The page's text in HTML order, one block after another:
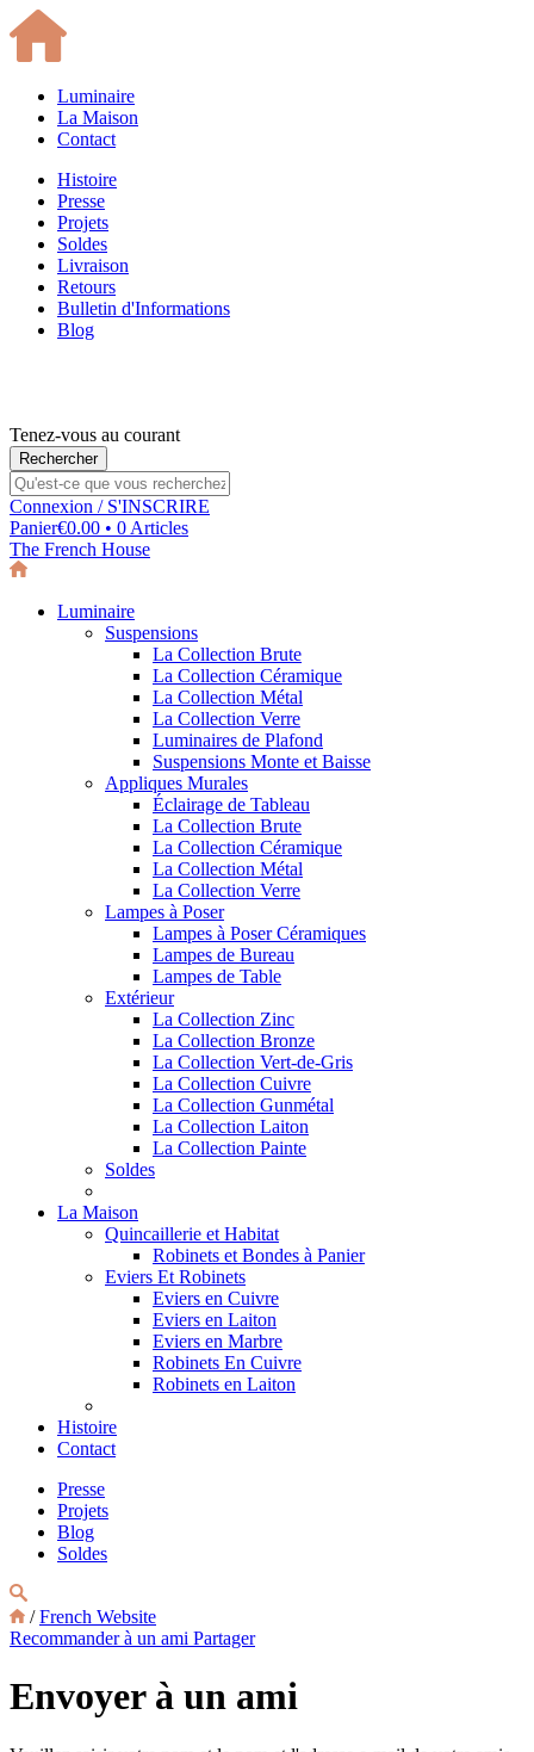
Luminaire
La Maison
Contact
Histoire
Presse
Projets
Soldes
Livraison
Retours
Bulletin d'Informations
Blog
Tenez-vous au courant
Connexion / S'INSCRIRE
Panier€0.00 • 0 Articles
The French House
Luminaire
Suspensions
La Collection Brute
La Collection Céramique
La Collection Métal
La Collection Verre
Luminaires de Plafond
Suspensions Monte et Baisse
Appliques Murales
Éclairage de Tableau
La Collection Brute
La Collection Céramique
La Collection Métal
La Collection Verre
Lampes à Poser
Lampes à Poser Céramiques
Lampes de Bureau
Lampes de Table
Extérieur
La Collection Zinc
La Collection Bronze
La Collection Vert-de-Gris
La Collection Cuivre
La Collection Gunmétal
La Collection Laiton
La Collection Painte
Soldes
La Maison
Quincaillerie et Habitat
Robinets et Bondes à Panier
Eviers Et Robinets
Eviers en Cuivre
Eviers en Laiton
Eviers en Marbre
Robinets En Cuivre
Robinets en Laiton
Histoire
Contact
Presse
Projets
Blog
Soldes
/French Website
Recommander à un ami Partager
Envoyer à un ami